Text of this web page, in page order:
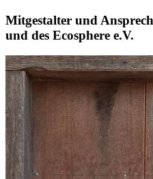
Mitgestalter und
und des Ecosphere e.V.